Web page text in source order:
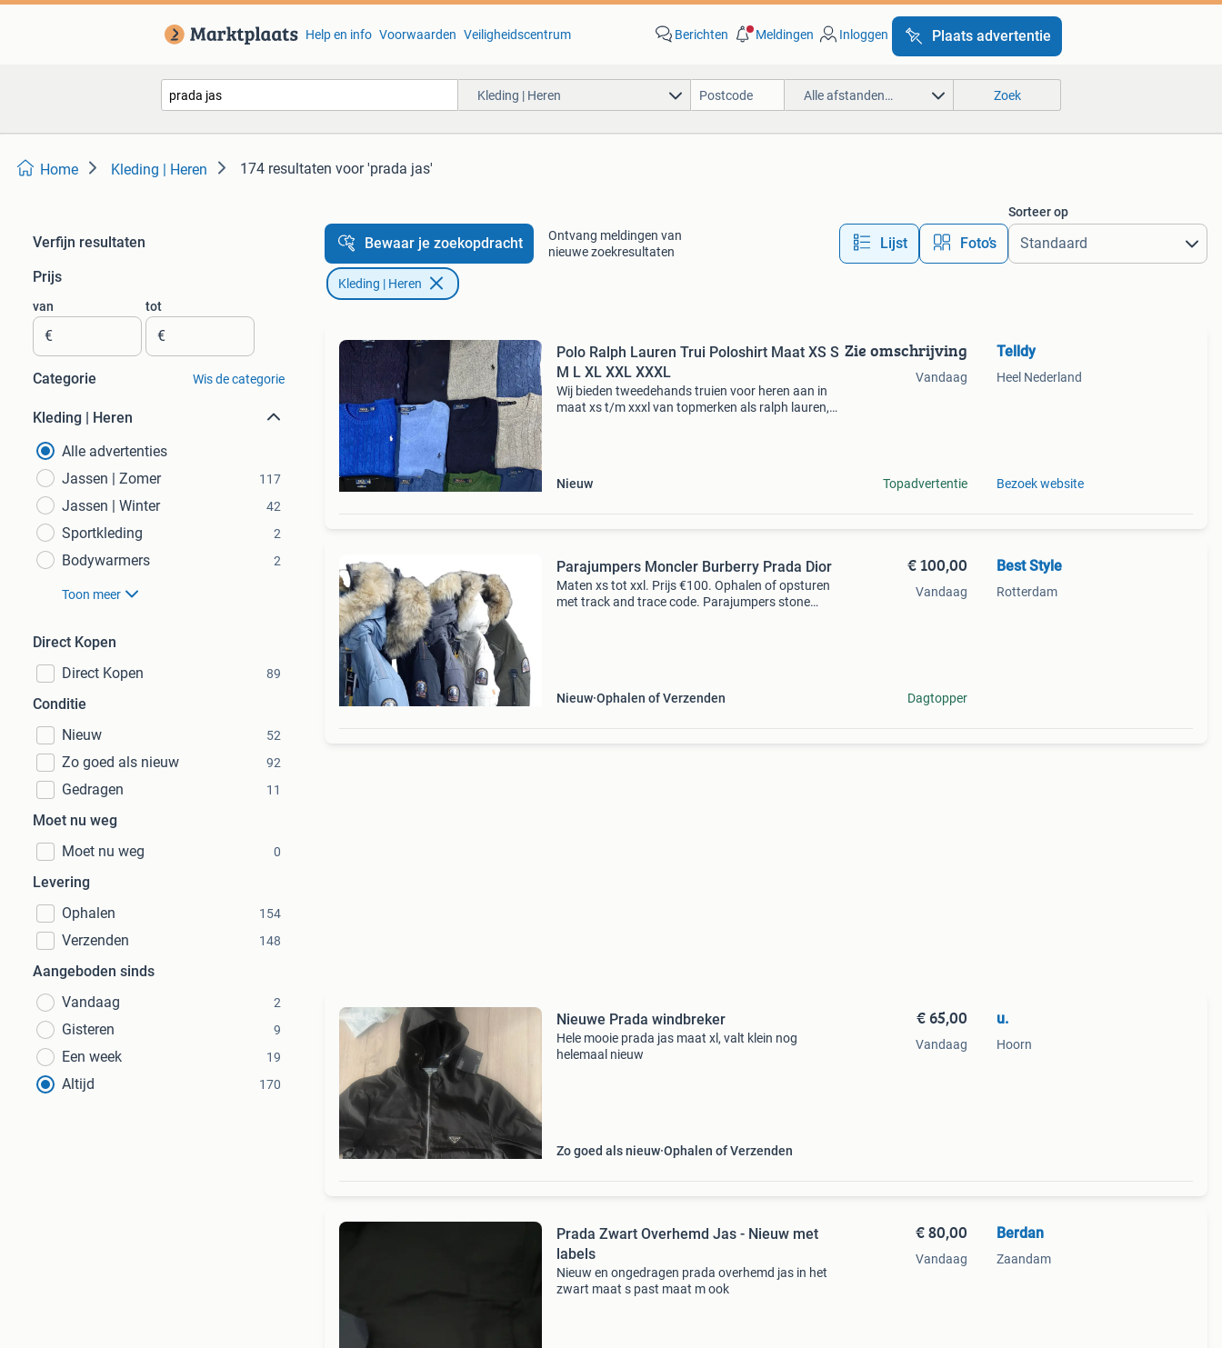
Help en info Voorwaarden Veiligheidscentrum Berichten Meldingen Inloggen Plaats advertentie
Kleding | Heren Alle afstanden… Zoek
Home Kleding | Heren 174 resultaten voor 'prada jas'
Verfijn resultaten
Prijs
van
€
tot
€
Categorie Wis de categorie
Kleding | Heren
Alle advertenties
Jassen | Zomer
117
Jassen | Winter 42
Sportkleding 2
Bodywarmers 2
Toon meer
Direct Kopen
Direct Kopen
89
Conditie
Nieuw
52
Zo goed als nieuw 92
Gedragen 11
Moet nu weg
Moet nu weg
0
Levering
Ophalen
154
Verzenden 148
Aangeboden sinds
Vandaag
2
Gisteren 9
Een week 19
Altijd 170
Bewaar je zoekopdracht
Ontvang meldingen van
nieuwe zoekresultaten
Lijst Foto’s
Sorteer op
Kleding | Heren
Polo Ralph Lauren Trui Poloshirt Maat XS S
M L XL XXL XXXL
Wij bieden tweedehands truien voor heren aan in
maat xs t/m xxxl van topmerken als ralph lauren,
Nieuw
Zie omschrijving
Vandaag
Topadvertentie
Telldy
Heel Nederland
Bezoek website
Parajumpers Moncler Burberry Prada Dior
Maten xs tot xxl. Prijs €100. Ophalen of opsturen
met track and trace code. Parajumpers stone
Nieuw Ophalen of Verzenden
€ 100,00
Vandaag
Dagtopper
Best Style
Rotterdam
Nieuwe Prada windbreker
Hele mooie prada jas maat xl, valt klein nog
helemaal nieuw
Zo goed als nieuw Ophalen of Verzenden
€ 65,00
Vandaag
u.
Hoorn
Prada Zwart Overhemd Jas - Nieuw met
labels
Nieuw en ongedragen prada overhemd jas in het
zwart maat s past maat m ook
€ 80,00
Vandaag
Berdan
Zaandam